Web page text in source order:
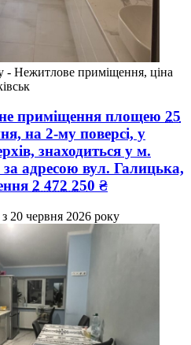
- Нежитлове приміщення, ціна
приміщення площею 25
на 2-му поверсі, у
знаходиться у м.
за адресою вул. Галицька,
2 472 250 ₴
20 червня 2026 року